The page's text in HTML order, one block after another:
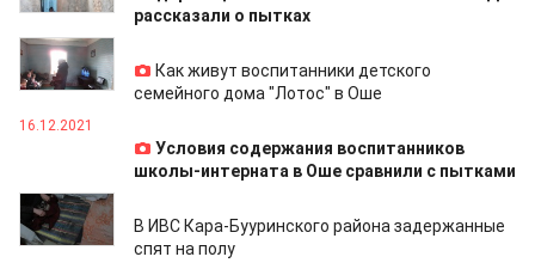
рассказали о пытках
21.12.2021
Как живут воспитанники детского
семейного дома "Лотос" в Оше
16.12.2021
Условия содержания воспитанников
школы-интерната в Оше сравнили с пытками
12.11.2021
В ИВС Кара-Бууринского района задержанные
спят на полу